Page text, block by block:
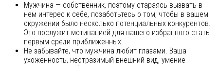
Мужчина — собственник, поэтому стараясь вызвать в
нем интерес к себе, позаботьтесь о том, чтобы в вашем
окружении было несколько потенциальных конкурентов.
Это послужит мотивацией для вашего избранного стать
первым среди приближенных.
Не забывайте, что мужчина любит глазами. Ваша
ухоженность, неотразимый внешний вид, умение